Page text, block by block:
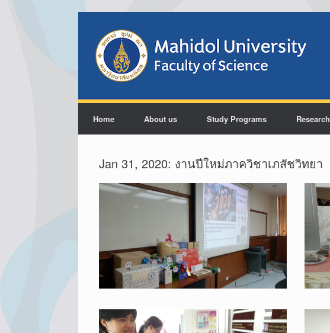
Home About us Study Programs Research
Jan 31, 2020: งานปีใหม่ภาควิชาเภสัชวิทยา